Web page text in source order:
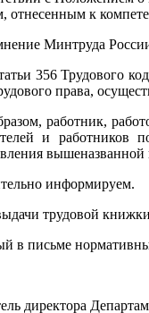
отнесенным к
Минтруда
356 Трудового
права,
работник,
и работников
вышеназванной
информируем.
трудовой книжки
в письме
директора